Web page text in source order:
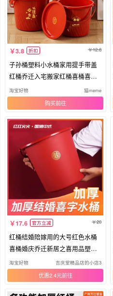
3.8 折扣 12.8
子孙桶塑料小水桶家用提手带盖
红桶乔迁入宅搬家红桶喜桶喜庆
结婚
淘宝好物 猫meme
购买
17.6 官方立减 20
红桶结婚陪嫁用的大号红色水桶
喜桶婚庆乔迁新居之喜用品塑料
手提
淘宝好物 吉庆堂精品店的小店3
优惠2.4元